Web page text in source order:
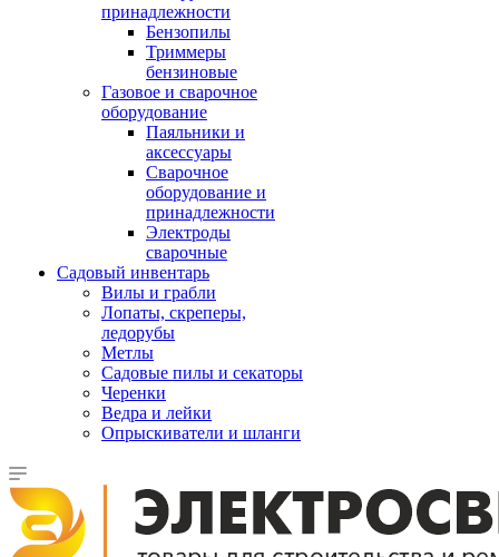
принадлежности
Бензопилы
Триммеры
бензиновые
Газовое и сварочное
оборудование
Паяльники и
аксессуары
Сварочное
оборудование и
принадлежности
Электроды
сварочные
Садовый инвентарь
Вилы и грабли
Лопаты, скреперы,
ледорубы
Метлы
Садовые пилы и секаторы
Черенки
Ведра и лейки
Опрыскиватели и шланги